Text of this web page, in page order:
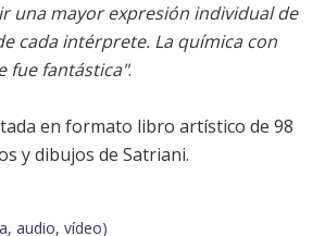
una mayor expresión individual de
cada intérprete. La química con
fue fantástica".
en formato libro artístico de 98
y dibujos de Satriani.
audio, vídeo)